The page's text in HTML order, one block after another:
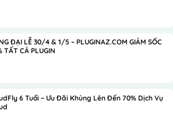
ĐẠI LỄ 30/4 & 1/5 – PLUGINAZ.COM GIẢM SỐC
TẤT CẢ PLUGIN
6 Tuổi – Ưu Đãi Khủng Lên Đến 70% Dịch Vụ